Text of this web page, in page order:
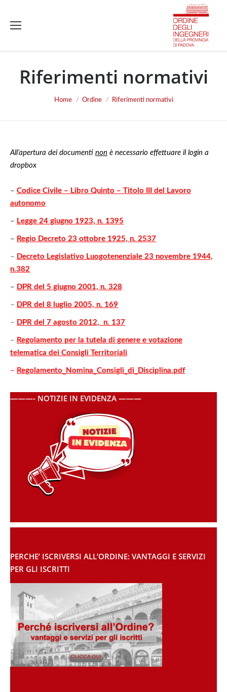
Riferimenti normativi
Home Ordine Riferimenti normativi
All’apertura dei documenti non è necessario effettuare il login a
dropbox
– Codice Civile – Libro Quinto – Titolo III del Lavoro
autonomo
– Legge 24 giugno 1923, n. 1395
– Regio Decreto 23 ottobre 1925, n. 2537
– Decreto Legislativo Luogotenenziale 23 novembre 1944,
n.382
– DPR del 5 giugno 2001, n. 328
– DPR del 8 luglio 2005, n. 169
– DPR del 7 agosto 2012, n. 137
– Regolamento per la tutela di genere e votazione
telematica dei Consigli Territoriali
– Regolamento_Nomina_Consigli_di_Disciplina.pdf
———- NOTIZIE IN EVIDENZA ———
PERCHE’ ISCRIVERSI ALL’ORDINE: VANTAGGI E SERVIZI
PER GLI ISCRITTI